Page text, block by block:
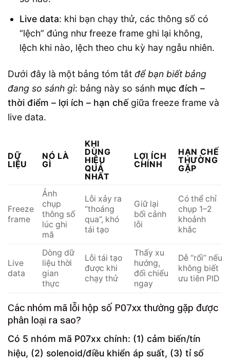
Live data: khi bạn chạy thử, các thông số có
“lệch” đúng như freeze frame ghi lại không,
lệch khi nào, lệch theo chu kỳ hay ngẫu nhiên.
Dưới đây là một bảng tóm tắt để bạn biết bảng
đang so sánh gì: bảng này so sánh mục đích –
thời điểm – lợi ích – hạn chếgiữa freeze frame và
live data.
DỮ
LIỆU
NÓ LÀ
GÌ
KHI
DÙNG
HIỆU
QUẢ
NHẤT
LỢI ÍCH
CHÍNH
HẠN CHẾ
THƯỜNG
GẶP
Freeze
frame
Ảnh
chụp
thông số
lúc ghi
mã
Lỗi xảy ra
“thoáng
qua”, khó
tái tạo
Giữ lại
bối cảnh
lỗi
Có thể chỉ
chụp 1–2
khoảnh
khắc
Live
data
Dòng dữ
liệu thời
gian
thực
Lỗi tái tạo
được khi
chạy thử
Thấy xu
hướng,
đối chiếu
ngay
Dễ “rối” nếu
không biết
ưu tiên PID
Các nhóm mã lỗi hộp số P07xx thường gặp được
phân loại ra sao?
Có 5 nhóm mã P07xx chính: (1) cảm biến/tín
hiệu, (2) solenoid/điều khiển áp suất, (3) tỉ số